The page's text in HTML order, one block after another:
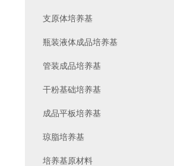
支原体培养基
瓶装液体成品培养基
管装成品培养基
干粉基础培养基
成品平板培养基
琼脂培养基
培养基原材料